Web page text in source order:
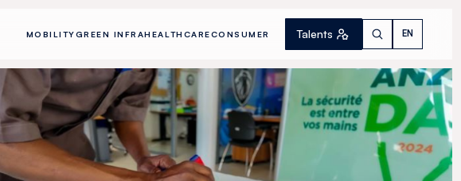
MOBILITYGREEN INFRAHEALTHCARECONSUMER Talents EN